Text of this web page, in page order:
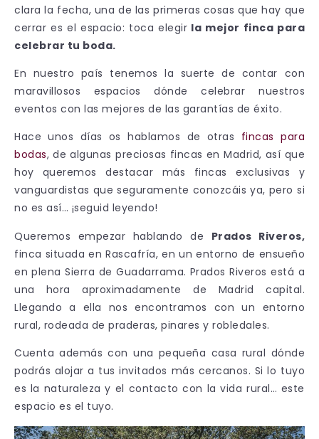
clara la fecha, una de las primeras cosas que hay que
cerrar es el espacio: toca elegir la mejor finca para
celebrar tu boda.
En nuestro país tenemos la suerte de contar con
maravillosos espacios dónde celebrar nuestros
eventos con las mejores de las garantías de éxito.
Hace unos días os hablamos de otras fincas para
bodas, de algunas preciosas fincas en Madrid, así que
hoy queremos destacar más fincas exclusivas y
vanguardistas que seguramente conozcáis ya, pero si
no es así… ¡seguid leyendo!
Queremos empezar hablando de Prados Riveros,
finca situada en Rascafría, en un entorno de ensueño
en plena Sierra de Guadarrama. Prados Riveros está a
una hora aproximadamente de Madrid capital.
Llegando a ella nos encontramos con un entorno
rural, rodeada de praderas, pinares y robledales.
Cuenta además con una pequeña casa rural dónde
podrás alojar a tus invitados más cercanos. Si lo tuyo
es la naturaleza y el contacto con la vida rural… este
espacio es el tuyo.